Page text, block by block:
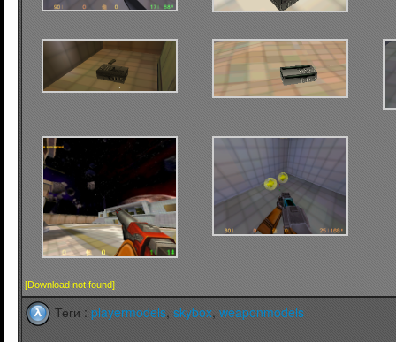
[Download not found]
Теги : playermodels, skybox, weaponmodels